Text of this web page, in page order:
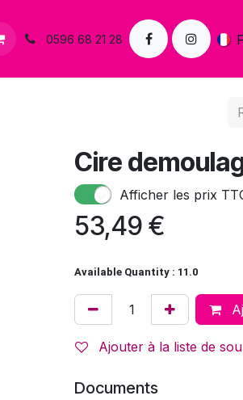
0596 68 21 28
Cire
Afficher les prix
53,49 €
Available Quantity : 11.0
Ajouter à la liste de
Documents